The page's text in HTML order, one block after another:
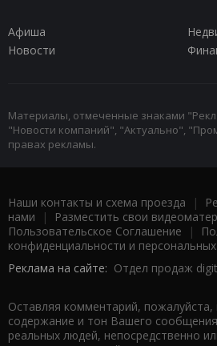
Афиша
Новости
Материалы, отмеченные знаками
"Новости компаний", "Актуально",
правах рекламы.
Наши контакты и схема проезда |
нами | Разместить свои
Пользовательское Соглашение |
конфиденциальности и
Реклама на сайте: Отдел продаж
Оставляя комментарий,
содержание и тон Вашего
реальных людей, непосредственно